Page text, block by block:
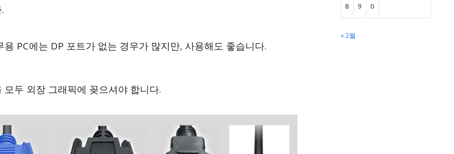
용 PC에는 DP 포트가 없는 경우가 많지만, 사용해도 좋습니다.
모두 외장 그래픽에 꽂으셔야 합니다.
8
9
0
« 2월